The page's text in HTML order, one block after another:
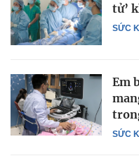
SỨC
tử’
SỨC
Em